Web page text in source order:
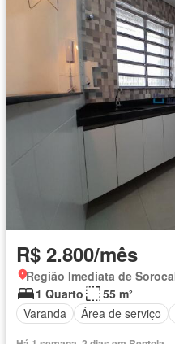
R$ 2.800/mês
1 Quarto
55 m²
Varanda
Área de serviço